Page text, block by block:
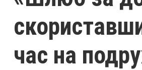
час на